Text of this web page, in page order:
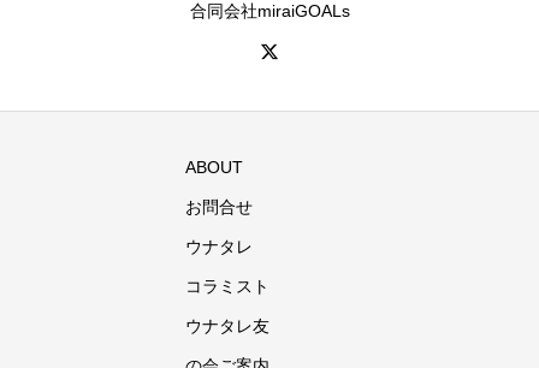
合同会社miraiGOALs
ABOUT
お問合せ
ウナタレ
コラミスト
ウナタレ友